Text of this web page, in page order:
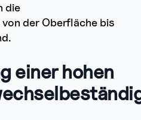
die
der Oberfläche bis
einer hohen